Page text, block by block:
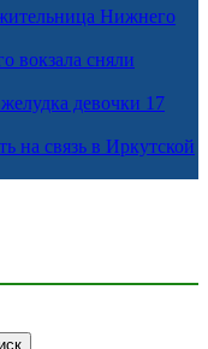
Нижнего
вокзала сняли
девочки 17
на связь в Иркутской